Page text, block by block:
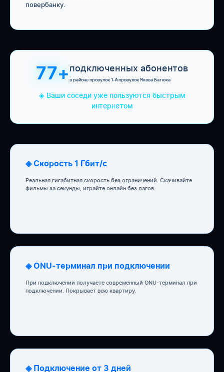
повербанку.
77+подключенных абонентов
в районе провулок 1-й провулок Якова Батюка
◈ Ваши соседи уже пользуются быстрым
интернетом
◈ Скорость 1 Гбит/с
Реальная гигабитная скорость без ограничений. Скачивайте
фильмы за секунды, играйте онлайн без лагов.
◈ ONU-терминал при подключении
При подключении получаете современный ONU-терминал при
подключении. Покрывает всю квартиру.
◈ Подключение от 3 дней